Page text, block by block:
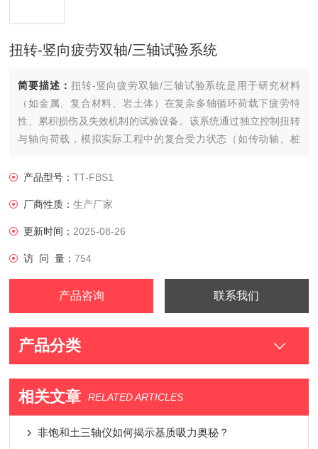
扭转-竖向疲劳双轴/三轴试验系统
简要描述： 扭转-竖向疲劳双轴/三轴试验系统是用于研究材料
（如金属、复合材料、岩土体）在复杂多轴循环荷载下疲劳特
性、累积损伤及失效机制的试验设备。该系统通过独立控制扭转
与轴向荷载，模拟实际工程中的复合受力状态（如传动轴、桩
产品型号：TT-FBS1
厂商性质：生产厂家
更新时间： 2025-08-26
访 问 量：754
产品咨询 联系我们
产品分类
相关文章 RELATED ARTICLES
非饱和土三轴仪如何揭示基质吸力奥秘？